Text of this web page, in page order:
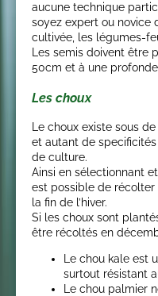
aucune technique
soyez expert ou novice
cultivée, les légumes-
Les semis doivent être
50cm et à une
Les choux
Le choux existe sous
et autant de
de culture.
Ainsi en sélectionnant
est possible de récolter
la fin de l’hiver.
Si les choux sont
être récoltés en
Le chou kale est
surtout résistant
Le chou palmier